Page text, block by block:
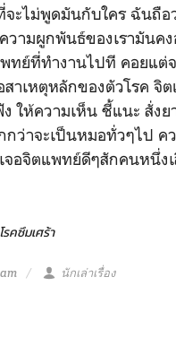
ะไม่พูดมันกับใคร ฉันถือ
วามผูกพันธ์ของเรามัน
ทย์ที่ทำงานไปที คอยแ
สาเหตุหลักของตัวโรค
ให้ความเห็น ชี้แนะ สั่ง
กว่าจะเป็นหมอทั่วๆไป
อจิตแพทย์ดีๆสักคนหนึ่งเ
รคซึมเศร้า
นักเล่าเรื่อง